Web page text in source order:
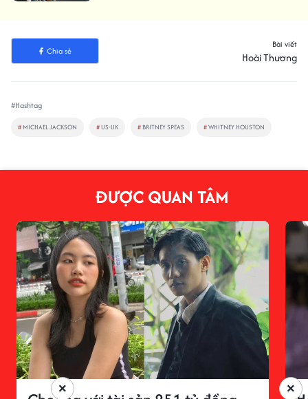
Chia sẻ
Bài viết
Hoài Thương
#Hashtag
# MICHAEL JACKSON #US-UK # BRITNEY SPEAS #WHITNEY HOUSTON
ĐƯỢC QUAN TÂM
×
×